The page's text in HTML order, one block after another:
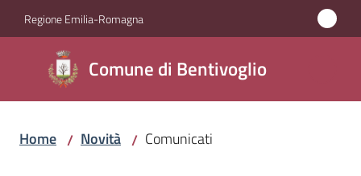
Vai al contenuto
Vai alla navigazione
Vai al footer
Regione Emilia-Romagna
Comune di Bentivoglio
Comune di
Bentivoglio
Amministrazione
Home / Novità / Comunicati